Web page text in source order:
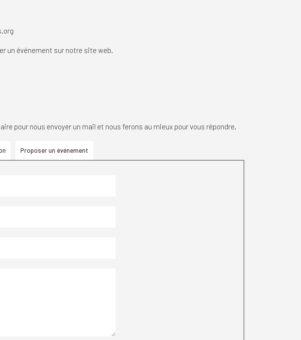
un événement sur notre site web.
pour nous envoyer un mail et nous ferons au mieux pour vous répondre.
Proposer un événement